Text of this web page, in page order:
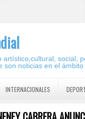
social,
son noticias en el
INTERNACIONALES